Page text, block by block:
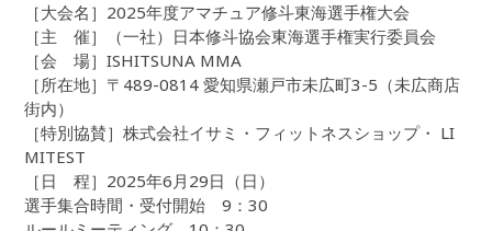
［大会名］2025年度アマチュア修斗東海選手権大会
［主 催］（一社）日本修斗協会東海選手権実行委員会
［会 場］ISHITSUNA MMA
［所在地］〒489-0814 愛知県瀬戸市未広町3-5（未広商店
街内）
［特別協賛］株式会社イサミ・フィットネスショップ・ LI
MITEST
［日 程］2025年6月29日（日）
選手集合時間・受付開始 9：30